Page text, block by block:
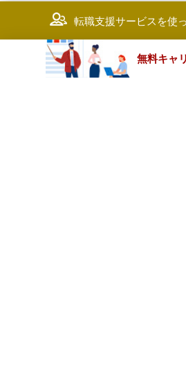
転職支援サービスを使
無料キャ